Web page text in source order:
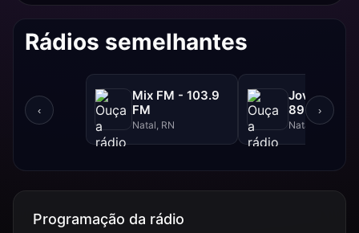
Rádios semelhantes
‹
Mix FM - 103.9
FM
Natal, RN
Jovem Pan
89.9 FM
Natal, RN
›
Programação da rádio